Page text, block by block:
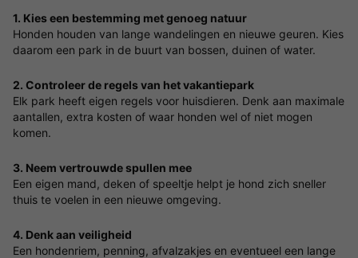
1. Kies een bestemming met genoeg natuur
Honden houden van lange wandelingen en nieuwe geuren. Kies
daarom een park in de buurt van bossen, duinen of water.
2. Controleer de regels van het vakantiepark
Elk park heeft eigen regels voor huisdieren. Denk aan maximale
aantallen, extra kosten of waar honden wel of niet mogen
komen.
3. Neem vertrouwde spullen mee
Een eigen mand, deken of speeltje helpt je hond zich sneller
thuis te voelen in een nieuwe omgeving.
4. Denk aan veiligheid
Een hondenriem, penning, afvalzakjes en eventueel een lange